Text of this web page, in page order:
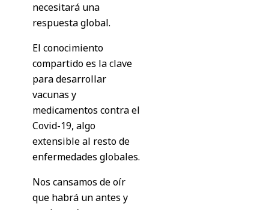
necesitará una
respuesta global.
El conocimiento
compartido es la clave
para desarrollar
vacunas y
medicamentos contra el
Covid-19, algo
extensible al resto de
enfermedades globales.
Nos cansamos de oír
que habrá un antes y